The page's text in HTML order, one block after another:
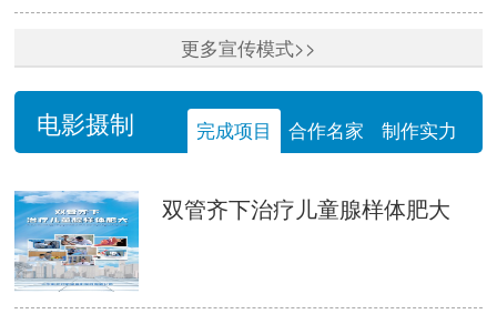
更多宣传模式>>
电影摄制 完成项目 合作名家 制作实力
双管齐下治疗儿童腺样体肥大